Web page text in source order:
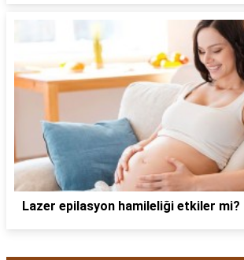
Lazer epilasyon hamileliği etkiler mi?